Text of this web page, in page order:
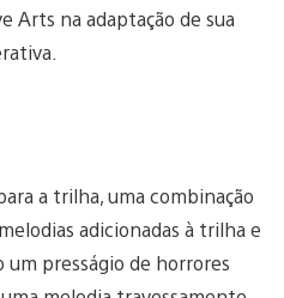
Arts na adaptação de sua
a trilha, uma combinação
adicionadas à trilha e
um presságio de horrores